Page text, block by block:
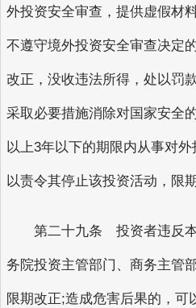
外投资安全审查，提供虚假材
不遵守境外投资安全审查决定
改正，没收违法所得，处以罚
采取必要措施消除对国家安全
以上3年以下的期限内从事对
以责令其停止该投资活动，限
第二十九条 投资者违反本
务院投资主管部门、商务主管
限期改正;造成危害后果的，可